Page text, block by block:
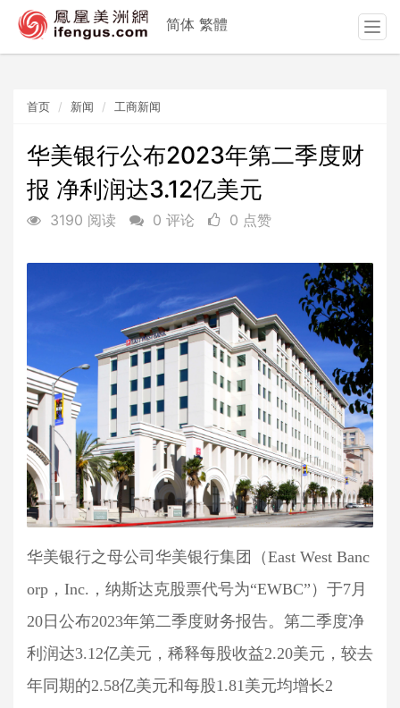
首页 新闻 工商新闻
华美银行公布2023年第二季度财
报 净利润达3.12亿美元
3190 阅读 0 评论 0 点赞
华美银行之母公司华美银行集团（East West Banc
orp，Inc.，纳斯达克股票代号为“EWBC”）于7月
20日公布2023年第二季度财务报告。第二季度净
利润达3.12亿美元，稀释每股收益2.20美元，较去
年同期的2.58亿美元和每股1.81美元均增长2
简体 繁體
T
o
t
i
n